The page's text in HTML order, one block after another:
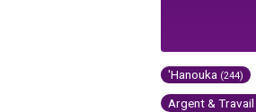
'Hanouka (244)
Argent & Travail